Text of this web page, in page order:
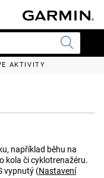
AKTIVITY
například běhu na
kola či cyklotrenažéru.
vypnutý (Nastavení